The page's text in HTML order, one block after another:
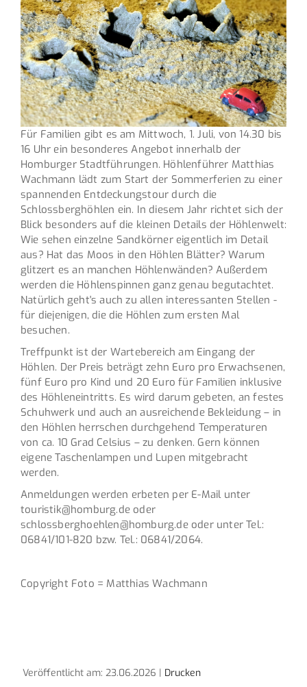
Für Familien gibt es am Mittwoch, 1. Juli, von 14.30 bis
16 Uhr ein besonderes Angebot innerhalb der
Homburger Stadtführungen. Höhlenführer Matthias
Wachmann lädt zum Start der Sommerferien zu einer
spannenden Entdeckungstour durch die
Schlossberghöhlen ein. In diesem Jahr richtet sich der
Blick besonders auf die kleinen Details der Höhlenwelt:
Wie sehen einzelne Sandkörner eigentlich im Detail
aus? Hat das Moos in den Höhlen Blätter? Warum
glitzert es an manchen Höhlenwänden? Außerdem
werden die Höhlenspinnen ganz genau begutachtet.
Natürlich geht's auch zu allen interessanten Stellen -
für diejenigen, die die Höhlen zum ersten Mal
besuchen.
Treffpunkt ist der Wartebereich am Eingang der
Höhlen. Der Preis beträgt zehn Euro pro Erwachsenen,
fünf Euro pro Kind und 20 Euro für Familien inklusive
des Höhleneintritts. Es wird darum gebeten, an festes
Schuhwerk und auch an ausreichende Bekleidung – in
den Höhlen herrschen durchgehend Temperaturen
von ca. 10 Grad Celsius – zu denken. Gern können
eigene Taschenlampen und Lupen mitgebracht
werden.
Anmeldungen werden erbeten per E-Mail unter
touristik@homburg.de oder
schlossberghoehlen@homburg.de oder unter Tel.:
06841/101-820 bzw. Tel.: 06841/2064.
Copyright Foto = Matthias Wachmann
Veröffentlicht am: 23.06.2026 | Drucken